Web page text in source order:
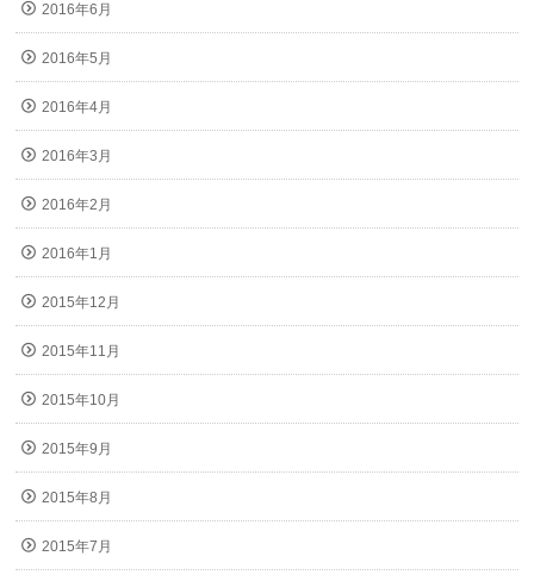
2016年6月
2016年5月
2016年4月
2016年3月
2016年2月
2016年1月
2015年12月
2015年11月
2015年10月
2015年9月
2015年8月
2015年7月